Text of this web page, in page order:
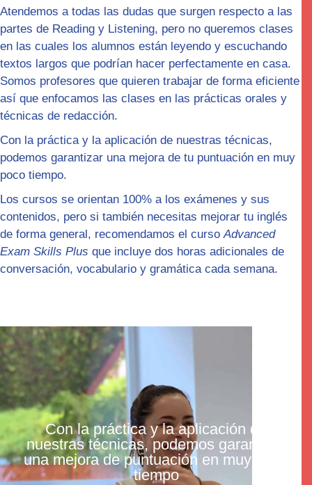
Atendemos a todas las dudas que surgen respecto a las
partes de Reading y Listening, pero no queremos clases
en las cuales los alumnos están leyendo y escuchando
textos largos que podrían hacer perfectamente en casa.
Somos profesores que quieren trabajar de forma eficiente
así que enfocamos las clases en las prácticas orales y
técnicas de redacción.
Con la práctica y la aplicación de nuestras técnicas,
podemos garantizar una mejora de tu puntuación en muy
poco tiempo.
Los cursos se orientan 100% a los exámenes y sus
contenidos, pero si también necesitas mejorar tu inglés
de forma general, recomendamos el cursoAdvanced
Exam Skills Plus que incluye dos horas adicionales de
conversación, vocabulario y gramática cada semana.
Con la práctica y la aplicación de
nuestras técnicas, podemos garantizar
una mejora de puntuación en muy poco
tiempo